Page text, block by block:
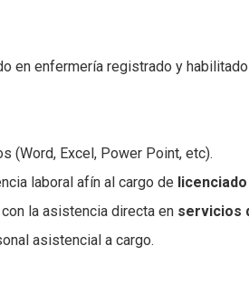
en enfermería registrado y habilitado
(Word, Excel, Power Point, etc).
laboral afín al cargo de
la asistencia directa en servicios
asistencial a cargo.